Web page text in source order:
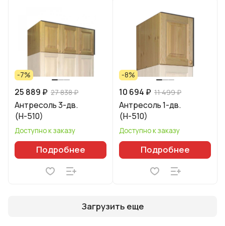
-7%
25 889 ₽ 27 838 ₽
Антресоль 3-дв.
(Н-510)
Доступно к заказу
Подробнее
-8%
10 694 ₽ 11 499 ₽
Антресоль 1-дв.
(Н-510)
Доступно к заказу
Подробнее
Загрузить еще